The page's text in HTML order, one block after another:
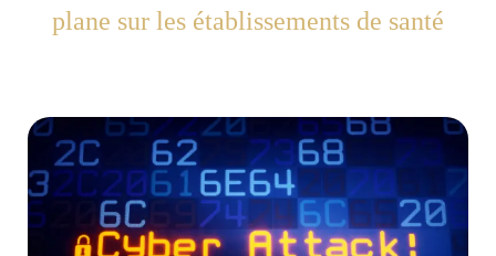
plane sur les établissements de santé